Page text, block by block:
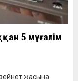
5 мұғалім
жасына